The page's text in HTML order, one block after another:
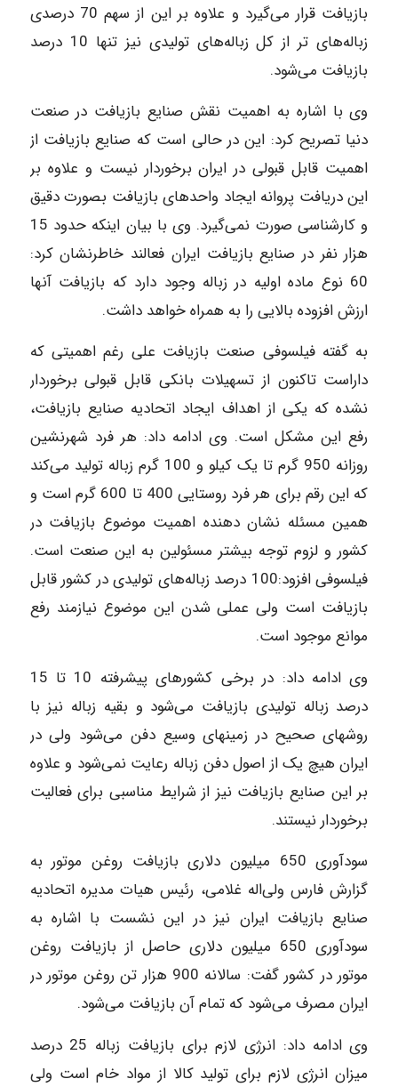
بازیافت قرار می‌گیرد و علاوه بر این از سهم 70 درصدی
زباله‌های تر از کل زباله‌های تولیدی نیز تنها 10 درصد
بازیافت می‌شود.
وی با اشاره به اهمیت نقش صنایع بازیافت در صنعت
دنیا تصریح کرد: این در حالی است که صنایع بازیافت از
اهمیت قابل قبولی در ایران برخوردار نیست و علاوه بر
این دریافت پروانه ایجاد واحدهای بازیافت بصورت دقیق
و کارشناسی صورت نمی‌گیرد. وی با بیان اینکه حدود 15
هزار نفر در صنایع بازیافت ایران فعالند خاطرنشان کرد:
60 نوع ماده اولیه در زباله وجود دارد که بازیافت آنها
ارزش افزوده بالایی را به همراه خواهد داشت.
به گفته فیلسوفی صنعت بازیافت علی رغم اهمیتی که
داراست تاکنون از تسهیلات بانکی قابل قبولی برخوردار
نشده که یکی از اهداف ایجاد اتحادیه صنایع بازیافت،
رفع این مشکل است. وی ادامه داد: هر فرد شهرنشین
روزانه 950 گرم تا یک کیلو و 100 گرم زباله تولید می‌کند
که این رقم برای هر فرد روستایی 400 تا 600 گرم است و
همین مسئله نشان دهنده اهمیت موضوع بازیافت در
کشور و لزوم توجه بیشتر مسئولین به این صنعت است.
فیلسوفی افزود:100 درصد زباله‌های تولیدی در کشور قابل
بازیافت است ولی عملی شدن این موضوع نیازمند رفع
موانع موجود است.
وی ادامه داد: در برخی کشورهای پیشرفته 10 تا 15
درصد زباله تولیدی بازیافت می‌شود و بقیه زباله نیز با
روشهای صحیح در زمینهای وسیع دفن می‌شود ولی در
ایران هیچ یک از اصول دفن زباله رعایت نمی‌شود و علاوه
بر این صنایع بازیافت نیز از شرایط مناسبی برای فعالیت
برخوردار نیستند.
سودآوری 650 میلیون دلاری بازیافت روغن موتور به
گزارش فارس ولی‌اله غلامی، رئیس هیات مدیره اتحادیه
صنایع بازیافت ایران نیز در این نشست با اشاره به
سودآوری 650 میلیون دلاری حاصل از بازیافت روغن
موتور در کشور گفت: سالانه 900 هزار تن روغن موتور در
ایران مصرف می‌شود که تمام آن بازیافت می‌شود.
وی ادامه داد: انرژی لازم برای بازیافت زباله 25 درصد
میزان انرژی لازم برای تولید کالا از مواد خام است ولی